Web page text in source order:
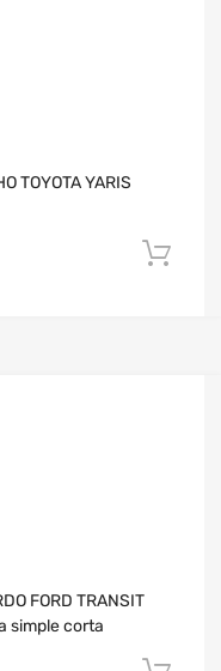
TOYOTA YARIS
FORD TRANSIT
simple corta